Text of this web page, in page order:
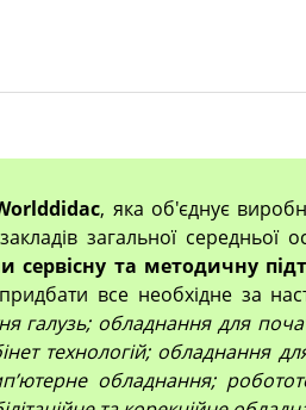
, яка об'єднує
загальної середньої
сервісну та методичну
все необхідне за
галузь; обладнання для
технологій; обладнання
обладнання;